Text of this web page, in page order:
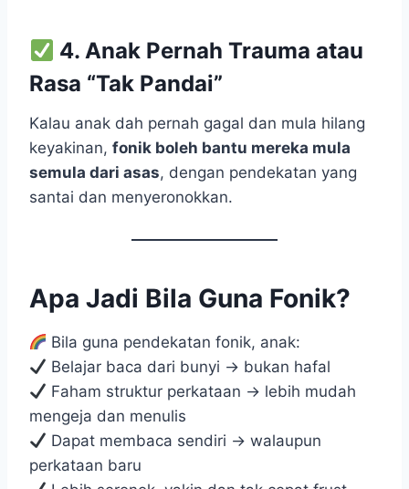
4. Anak Pernah Trauma atau
Rasa “Tak Pandai”
Kalau anak dah pernah gagal dan mula hilang
keyakinan, fonik boleh bantu mereka mula
semula dari asas, dengan pendekatan yang
santai dan menyeronokkan.
Apa Jadi Bila Guna Fonik?
Bila guna pendekatan fonik, anak:
Belajar baca dari bunyi → bukan hafal
Faham struktur perkataan → lebih mudah
mengeja dan menulis
Dapat membaca sendiri → walaupun
perkataan baru